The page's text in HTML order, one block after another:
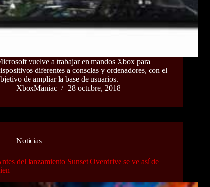
vuelve a trabajar en mandos Xbox para
diferentes a consolas y ordenadores, con el
de ampliar la base de usuarios.
XboxManiac
28 octubre, 2018
Noticias
del lanzamiento Sunset Overdrive se ve así de